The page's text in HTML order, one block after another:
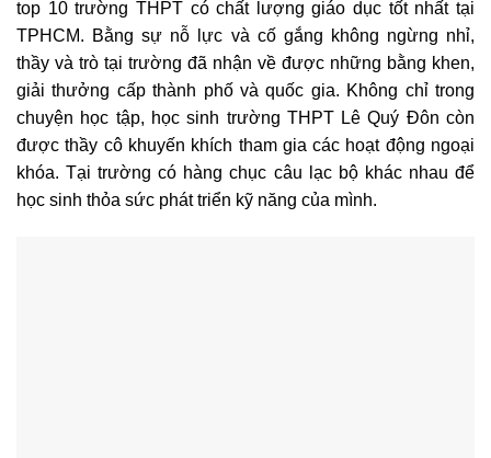
top 10 trường THPT có chất lượng giáo dục tốt nhất tại
TPHCM. Bằng sự nỗ lực và cố gắng không ngừng nhỉ,
thầy và trò tại trường đã nhận về được những bằng khen,
giải thưởng cấp thành phố và quốc gia. Không chỉ trong
chuyện học tập, học sinh trường THPT Lê Quý Đôn còn
được thầy cô khuyến khích tham gia các hoạt động ngoại
khóa. Tại trường có hàng chục câu lạc bộ khác nhau để
học sinh thỏa sức phát triển kỹ năng của mình.